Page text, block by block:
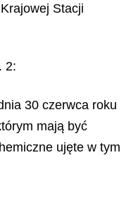
Stacji
2:
30 czerwca roku
mają być
ujęte w tym